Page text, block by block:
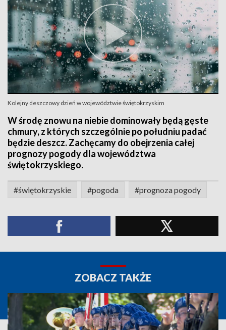
Kolejny deszczowy dzień w województwie świętokrzyskim
W środę znowu na niebie dominowały będą gęste
chmury, z których szczególnie po południu padać
będzie deszcz. Zachęcamy do obejrzenia całej
prognozy pogody dla województwa
świętokrzyskiego.
#świętokrzyskie #pogoda #prognoza pogody
ZOBACZ TAKŻE